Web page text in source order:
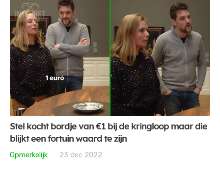
Stel kocht bordje van €1 bij de kringloop maar die
blijkt een fortuin waard te zijn
Opmerkelijk
23 dec 2022